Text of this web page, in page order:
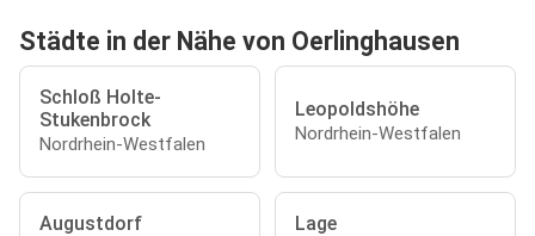
Städte in der Nähe von Oerlinghausen
Schloß Holte-
Stukenbrock
Nordrhein-Westfalen
Leopoldshöhe
Nordrhein-Westfalen
Augustdorf Lage